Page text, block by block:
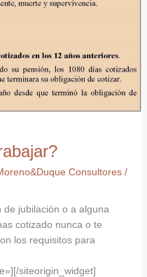
Consultores /
de jubilación o a alguna
cotizado nunca o te
los requisitos para
siteorigin_widget]